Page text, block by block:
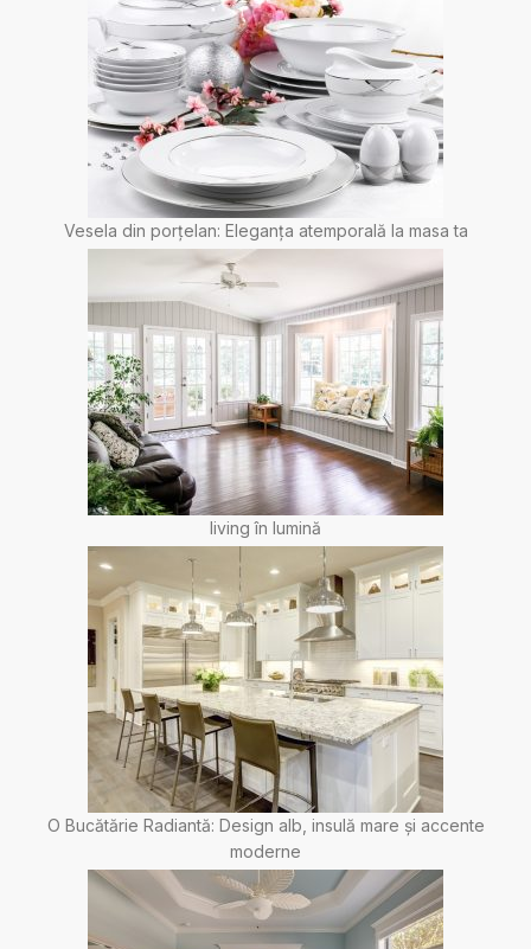
Vesela din porțelan: Eleganța atemporală la masa ta
living în lumină
O Bucătărie Radiantă: Design alb, insulă mare și accente
moderne